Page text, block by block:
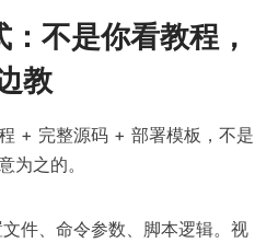
不是你看教程，
教
+ 完整源码 + 部署模板，不是
为之的。
件、命令参数、脚本逻辑。视